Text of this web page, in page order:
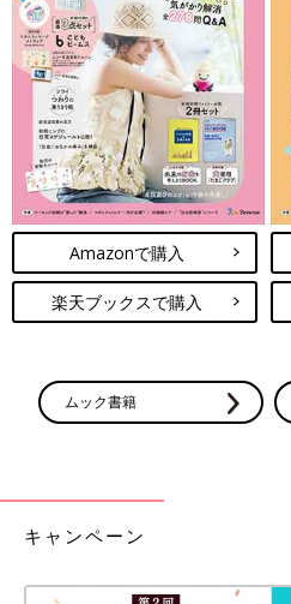
Amazonで購入
楽天ブックスで購入
ムック書籍
キャンペーン